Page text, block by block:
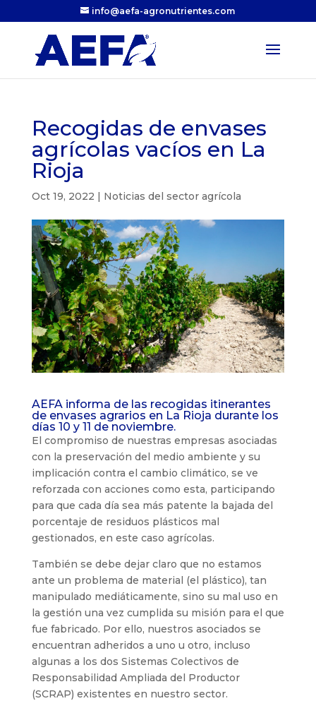
info@aefa-agronutrientes.com
Recogidas de envases
agrícolas vacíos en La
Rioja
Oct 19, 2022 | Noticias del sector agrícola
AEFA informa de las recogidas itinerantes
de envases agrarios en La Rioja durante los
días 10 y 11 de noviembre.
El compromiso de nuestras empresas asociadas
con la preservación del medio ambiente y su
implicación contra el cambio climático, se ve
reforzada con acciones como esta, participando
para que cada día sea más patente la bajada del
porcentaje de residuos plásticos mal
gestionados, en este caso agrícolas.
También se debe dejar claro que no estamos
ante un problema de material (el plástico), tan
manipulado mediáticamente, sino su mal uso en
la gestión una vez cumplida su misión para el que
fue fabricado. Por ello, nuestros asociados se
encuentran adheridos a uno u otro, incluso
algunas a los dos Sistemas Colectivos de
Responsabilidad Ampliada del Productor
(SCRAP) existentes en nuestro sector.